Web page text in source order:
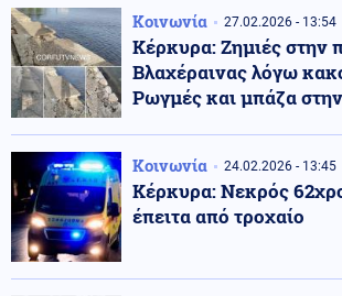
Κοινωνία 27.02.2026 - 13:54
Κέρκυρα: Ζημιές στην
Βλαχέραινας λόγω
Ρωγμές και μπάζα
Κοινωνία 24.02.2026 - 13:45
Κέρκυρα: Νεκρός
έπειτα από τροχαίο